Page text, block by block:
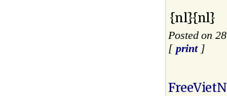
{nl}{nl}
Posted on
[ print]